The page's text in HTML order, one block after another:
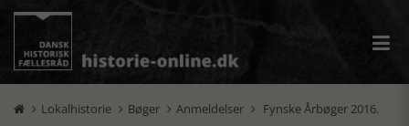
 Lokalhistorie  Bøger  Anmeldelser  Fynske Årbøger 2016.